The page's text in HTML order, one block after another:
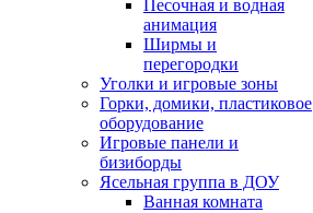
Песочная и водная
анимация
Ширмы и
перегородки
Уголки и игровые зоны
Горки, домики, пластиковое
оборудование
Игровые панели и
бизиборды
Ясельная группа в ДОУ
Ванная комната